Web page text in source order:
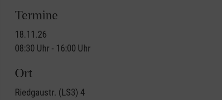
Termine
18.11.26
08:30 Uhr - 16:00 Uhr
Ort
Riedgaustr. (LS3) 4